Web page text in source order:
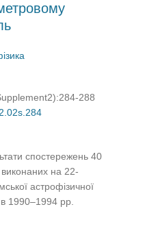
288
спостережень 40
на 22-
астрофізичної
в 1990–1994 рр.